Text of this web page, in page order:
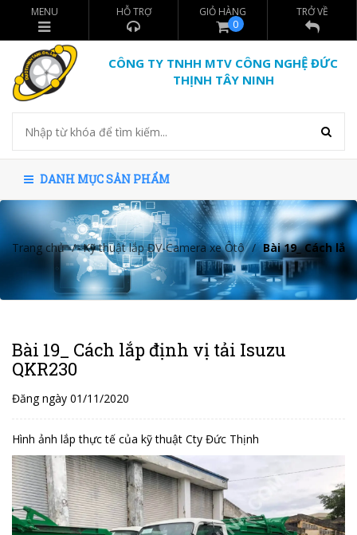
MENU HỖ TRỢ GIỎ HÀNG
0
TRỞ VỀ
CÔNG TY TNHH MTV CÔNG NGHỆ ĐỨC
THỊNH TÂY NINH
DANH MỤC SẢN PHẨM
Trang chủ / Kỹ thuật lắp ĐV-Camera xe Ôtô / Bài 19_ Cách
Bài 19_ Cách lắp định vị tải Isuzu
QKR230
Đăng ngày 01/11/2020
Hình ảnh lắp thực tế của kỹ thuật Cty Đức Thịnh